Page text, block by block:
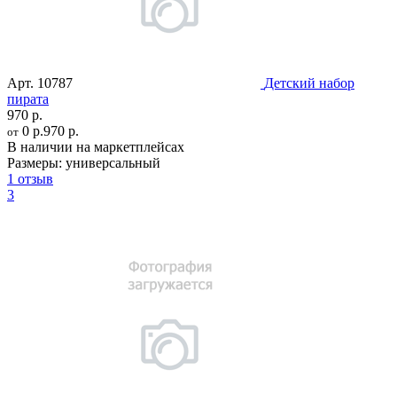
Арт. 10787
Детский набор
пирата
970 р.
от 0 р.970 р.
В наличии на маркетплейсах
Размеры: универсальный
1 отзыв
3